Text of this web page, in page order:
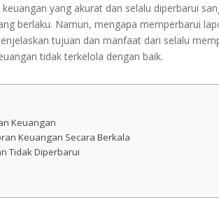
yang akurat dan selalu diperbarui
berlaku. Namun, mengapa memperbarui
tujuan dan manfaat dari selalu
tidak terkelola dengan baik.
Keuangan
Keuangan Secara Berkala
Tidak Diperbarui